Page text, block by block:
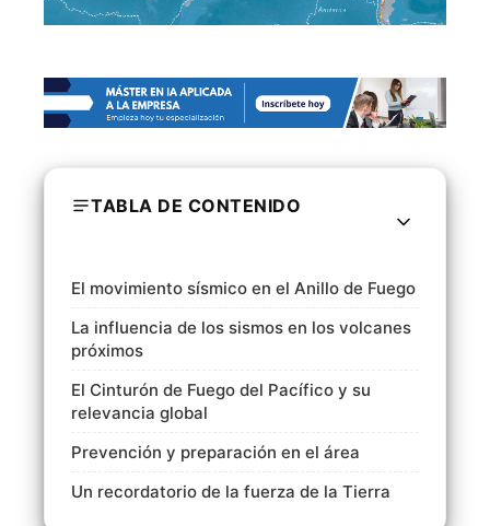
TABLA DE CONTENIDO
El movimiento sísmico en el Anillo de Fuego
La influencia de los sismos en los volcanes
próximos
El Cinturón de Fuego del Pacífico y su
relevancia global
Prevención y preparación en el área
Un recordatorio de la fuerza de la Tierra